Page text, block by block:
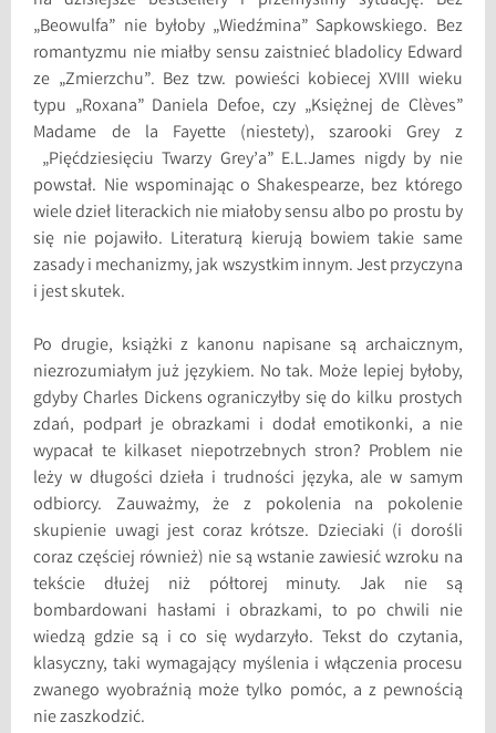
„Beowulfa” nie byłoby „Wiedźmina” Sapkowskiego. Bez
romantyzmu nie miałby sensu zaistnieć bladolicy Edward
ze „Zmierzchu”. Bez tzw. powieści kobiecej XVIII wieku
typu „Roxana” Daniela Defoe, czy „Księżnej de Clèves”
Madame de la Fayette (niestety), szarooki Grey z
„Pięćdziesięciu Twarzy Grey’a” E.L.James nigdy by nie
powstał. Nie wspominając o Shakespearze, bez którego
wiele dzieł literackich nie miałoby sensu albo po prostu by
się nie pojawiło. Literaturą kierują bowiem takie same
zasady i mechanizmy, jak wszystkim innym. Jest przyczyna
i jest skutek.
Po drugie, książki z kanonu napisane są archaicznym,
niezrozumiałym już językiem. No tak. Może lepiej byłoby,
gdyby Charles Dickens ograniczyłby się do kilku prostych
zdań, podparł je obrazkami i dodał emotikonki, a nie
wypacał te kilkaset niepotrzebnych stron? Problem nie
leży w długości dzieła i trudności języka, ale w samym
odbiorcy. Zauważmy, że z pokolenia na pokolenie
skupienie uwagi jest coraz krótsze. Dzieciaki (i dorośli
coraz częściej również) nie są wstanie zawiesić wzroku na
tekście dłużej niż półtorej minuty. Jak nie są
bombardowani hasłami i obrazkami, to po chwili nie
wiedzą gdzie są i co się wydarzyło. Tekst do czytania,
klasyczny, taki wymagający myślenia i włączenia procesu
zwanego wyobraźnią może tylko pomóc, a z pewnością
nie zaszkodzić.